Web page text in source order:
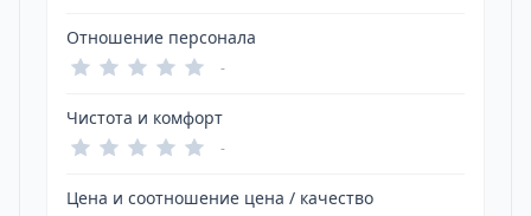
Отношение персонала
-
Чистота и комфорт
-
Цена и соотношение цена / качество